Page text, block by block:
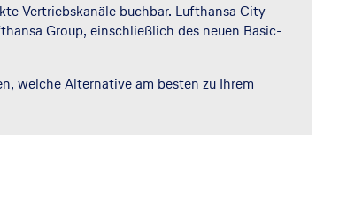
Vertriebskanäle buchbar. Lufthansa City
Group, einschließlich des neuen Basic-
welche Alternative am besten zu Ihrem